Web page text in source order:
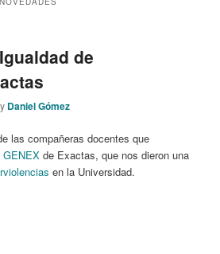
de
Daniel Gómez
las compañeras docentes que
GENEX de Exactas, que nos dieron una
en la Universidad.